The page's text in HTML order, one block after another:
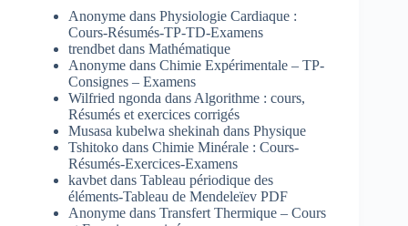
Anonyme dans Physiologie Cardiaque :
Cours-Résumés-TP-TD-Examens
trendbet dans Mathématique
Anonyme dans Chimie Expérimentale – TP-
Consignes – Examens
Wilfried ngonda dans Algorithme : cours,
Résumés et exercices corrigés
Musasa kubelwa shekinah dans Physique
Tshitoko dans Chimie Minérale : Cours-
Résumés-Exercices-Examens
kavbet dans Tableau périodique des
éléments-Tableau de Mendeleïev PDF
Anonyme dans Transfert Thermique – Cours